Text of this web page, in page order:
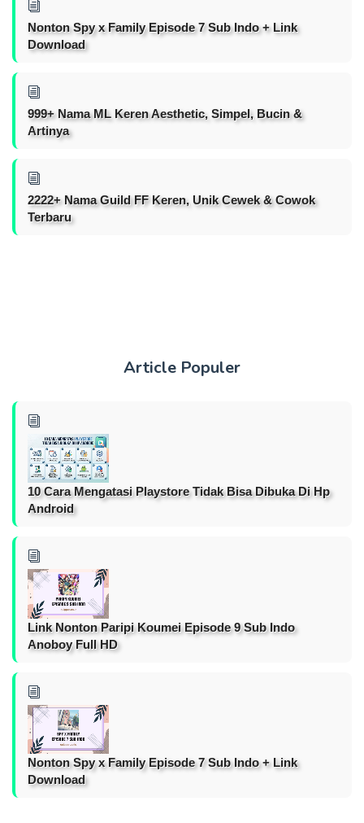
Nonton Spy x Family Episode 7 Sub Indo + Link
Download
999+ Nama ML Keren Aesthetic, Simpel, Bucin &
Artinya
2222+ Nama Guild FF Keren, Unik Cewek & Cowok
Terbaru
Article Populer
10 Cara Mengatasi Playstore Tidak Bisa Dibuka Di Hp
Android
Link Nonton Paripi Koumei Episode 9 Sub Indo
Anoboy Full HD
Nonton Spy x Family Episode 7 Sub Indo + Link
Download